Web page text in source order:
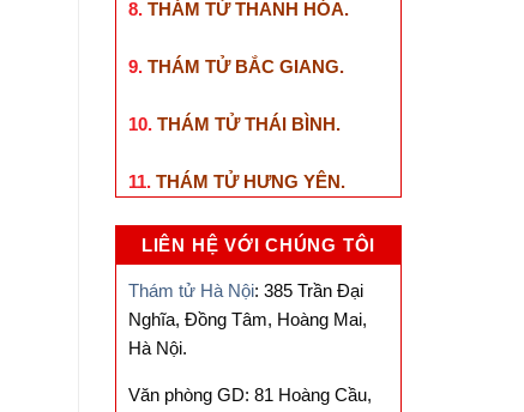
8. THÁM TỬ THANH HÓA.
9. THÁM TỬ BẮC GIANG.
10. THÁM TỬ THÁI BÌNH.
11. THÁM TỬ HƯNG YÊN.
LIÊN HỆ VỚI CHÚNG TÔI
Thám tử Hà Nội: 385 Trần Đại
Nghĩa, Đồng Tâm, Hoàng Mai,
Hà Nội.
Văn phòng GD: 81 Hoàng Cầu,